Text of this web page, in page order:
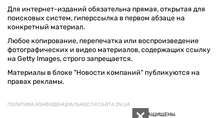
Для интернет-изданий обязательна прямая, открытая для
поисковых систем, гиперссылка в первом абзаце на
конкретный материал.
Любое копирование, перепечатка или воспроизведение
фотографических и видео материалов, содержащих ссылку
на Getty Images, строго запрещается.
Материалы в блоке "Новости компаний" публикуются на
правах рекламы.
ПОЛИТИКА КОНФИДЕНЦИАЛЬНОСТИ САЙТА ZN.UA
© 1994–2026 «ЗЕРКАЛО НЕДЕЛИ. УКРАИНА». ВСЕ ПРАВА ЗАЩИЩЕНЫ.